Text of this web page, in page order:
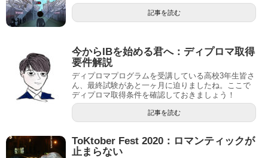
記事を読む
今からIBを始める君へ：ディプロマ取得
要件解説
ディプロマプログラムを受講している高校3年生皆さ
ん、最終試験があと一ヶ月に迫りましたね。ここで
ディプロマ取得条件を確認しておきましょう！
記事を読む
ToKtober Fest 2020：ロマンティックが
止まらない